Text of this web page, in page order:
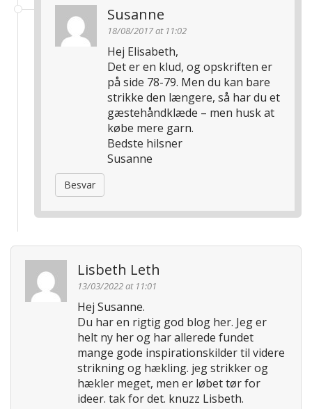
Susanne
18/08/2017 at 11:02
Hej Elisabeth,
Det er en klud, og opskriften er
på side 78-79. Men du kan bare
strikke den længere, så har du et
gæstehåndklæde – men husk at
købe mere garn.
Bedste hilsner
Susanne
Besvar
Lisbeth Leth
13/03/2022 at 11:01
Hej Susanne.
Du har en rigtig god blog her. Jeg er
helt ny her og har allerede fundet
mange gode inspirationskilder til videre
strikning og hækling. jeg strikker og
hækler meget, men er løbet tør for
ideer. tak for det. knuzz Lisbeth.